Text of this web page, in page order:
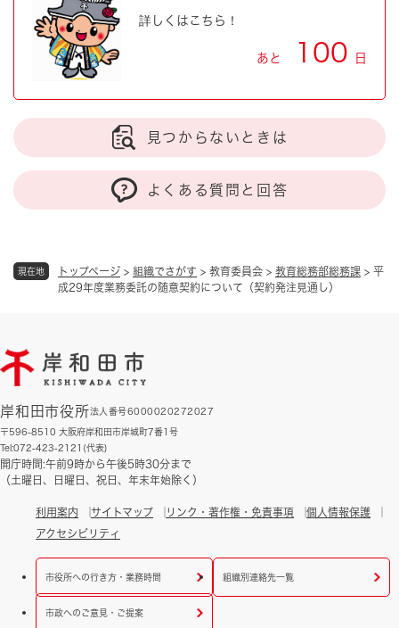
現在地 トップページ > 組織でさがす > 教育委員会 > 教育総務部総務課 > 平
成29年度業務委託の随意契約について（契約発注見通し）
詳しくはこちら！
あと 100 日
見つからないときは
よくある質問と回答
岸和田市役所法人番号6000020272027
〒596-8510 大阪府岸和田市岸城町7番1号
Tel:072-423-2121(代表)
開庁時間:午前9時から午後5時30分まで
（土曜日、日曜日、祝日、年末年始除く）
利用案内 サイトマップ リンク・著作権・免責事項
個人情報保護
アクセシビリティ
市役所への行き方・業務時間 組織別連絡先一覧
市政へのご意見・ご提案